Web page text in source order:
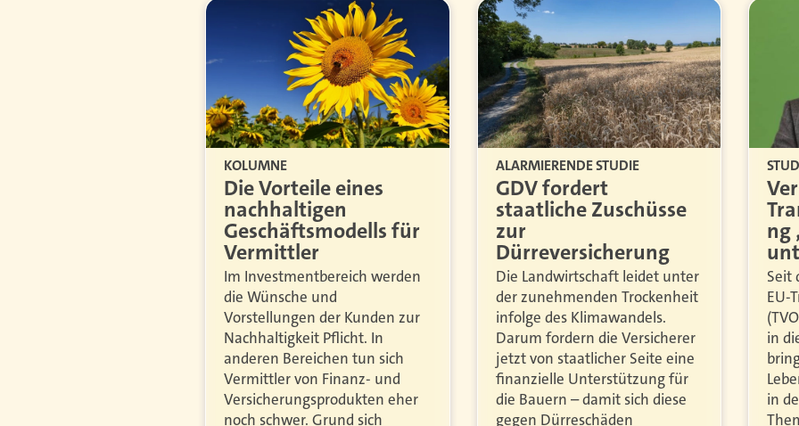
KOLUMNE
Die Vorteile eines
nachhaltigen
Geschäftsmodells für
Vermittler
Im Investmentbereich werden
die Wünsche und
Vorstellungen der Kunden zur
Nachhaltigkeit Pflicht. In
anderen Bereichen tun sich
Vermittler von Finanz- und
Versicherungsprodukten eher
noch schwer. Grund sich
ALARMIERENDE STUDIE
GDV fordert
staatliche Zuschüsse
zur
Dürreversicherung
Die Landwirtschaft leidet unter
der zunehmenden Trockenheit
infolge des Klimawandels.
Darum fordern die Versicherer
jetzt von staatlicher Seite eine
finanzielle Unterstützung für
die Bauern – damit sich diese
gegen Dürreschäden
ng
Seit
EU-
in
in